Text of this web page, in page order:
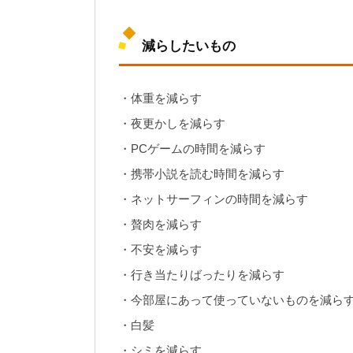
減らしたいもの
・体重を減らす
・夜更かしを減らす
・PCゲームの時間を減らす
・携帯小説を読む時間を減らす
・ネットサーフィンの時間を減らす
・贅肉を減らす
・不安を減らす
・行き当たりばったりを減らす
・今部屋にあって使っていないものを減ら
・白髪